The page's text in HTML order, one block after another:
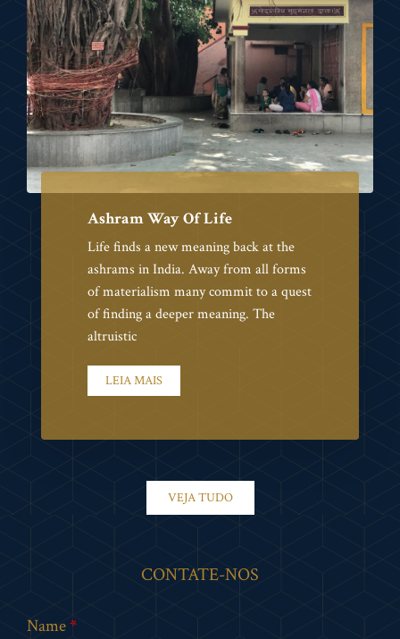
Ashram Way Of Life
Life finds a new meaning back at the
ashrams in India. Away from all forms
of materialism many commit to a quest
of finding a deeper meaning. The
altruistic
LEIA MAIS
VEJA TUDO
CONTATE-NOS
Name